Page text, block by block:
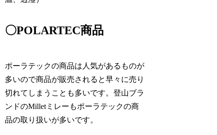
〇POLARTEC商品
ポーラテックの商品は人気があるものが
多いので商品が販売されると早々に売り
切れてしまうことも多いです。登山ブラ
ンドのMilletミレーもポーラテックの商
品の取り扱いが多いです。